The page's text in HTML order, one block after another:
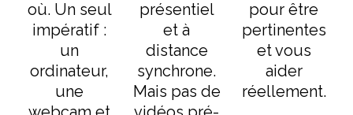
où. Un seul
impératif :
un
ordinateur,
une
présentiel
et à
distance
synchrone.
Mais pas de
pour être
pertinentes
et vous
aider
réellement.